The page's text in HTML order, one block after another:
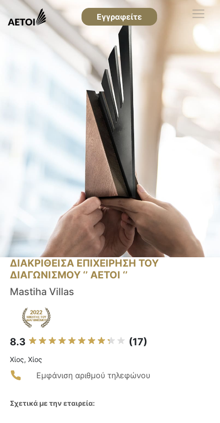
Εγγραφείτε
ΔΙΑΚΡΙΘΕΙΣΑ ΕΠΙΧΕΙΡΗΣΗ ΤΟΥ
ΔΙΑΓΩΝΙΣΜΟΥ ‘’ ΑΕΤΟΙ ‘’
Mastiha Villas
8.3 (17)
Χίος, Χίος
Εμφάνιση αριθμού τηλεφώνου
Σχετικά με την εταιρεία: